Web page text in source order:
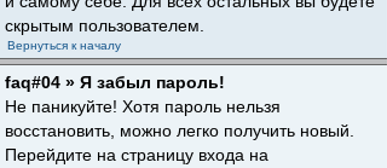
скрытым пользователем.
Вернуться к началу
faq#04 » Я забыл пароль!
Не паникуйте! Хотя пароль нельзя
восстановить, можно легко получить новый.
Перейдите на страницу входа на